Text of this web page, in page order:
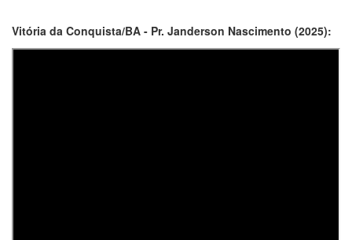
Vitória da Conquista/BA - Pr. Janderson Nascimento (2025):